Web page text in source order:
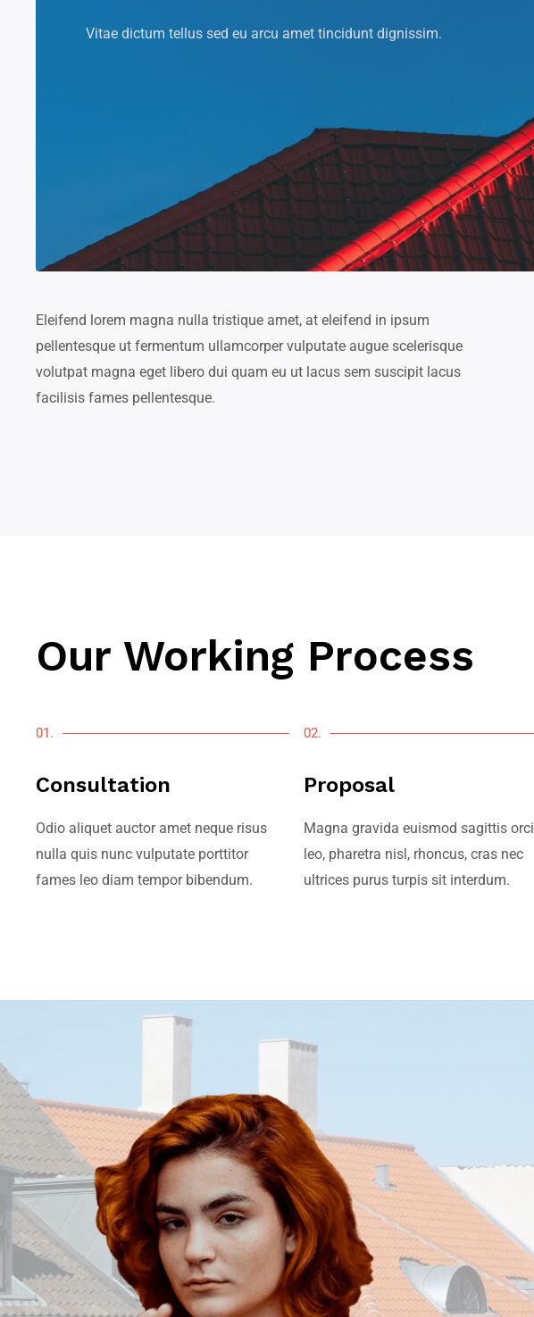
Vitae dictum tellus sed eu arcu amet tincidunt dignissim.
Eleifend lorem magna nulla tristique amet, at eleifend in ipsum
pellentesque ut fermentum ullamcorper vulputate augue scelerisque
volutpat magna eget libero dui quam eu ut lacus sem suscipit lacus
facilisis fames pellentesque.
Our Working Process
01.
Consultation
Odio aliquet auctor amet neque risus
nulla quis nunc vulputate porttitor
fames leo diam tempor bibendum.
02.
Proposal
Magna gravida euismod sagittis orci
leo, pharetra nisl, rhoncus, cras nec
ultrices purus turpis sit interdum.